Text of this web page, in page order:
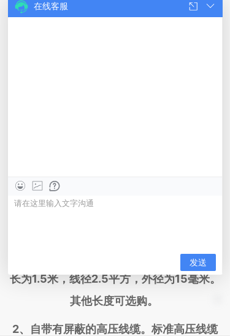
0.1%。
1、自带无屏蔽的高压线缆。标准高压线缆
长为1.5米，线径2.5平方，外径为15毫米。
其他长度可选购。
2、自带有屏蔽的高压线缆。标准高压线缆
在线客服